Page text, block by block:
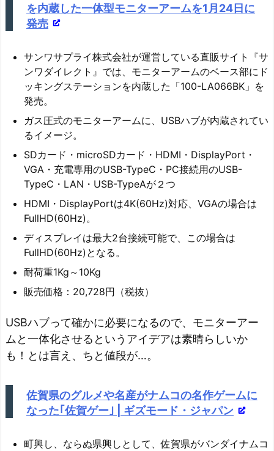
を内蔵した一体型モニターアームを1月24日に
発売
サンワサプライ株式会社が運営している直販サイト『サ
ンワダイレクト』では、モニターアームのベース部にド
ッキングステーションを内蔵した「100-LA066BK」を
発売。
ガス圧式のモニターアームに、USBハブが内蔵されてい
るイメージ。
SDカード・microSDカード・HDMI・DisplayPort・
VGA・充電専用のUSB-TypeC・PC接続用のUSB-
TypeC・LAN・USB-TypeAが２つ
HDMI・DisplayPortは4K(60Hz)対応、VGAの場合は
FullHD(60Hz)。
ディスプレイは最大2台接続可能で、この場合は
FullHD(60Hz)となる。
耐荷重1Kg～10Kg
販売価格：20,728円（税抜）
USBハブって確かに必要になるので、モニターアー
ムと一体化させるというアイデアは素晴らしいか
も！とは言え、ちと値段が…。
佐賀県のグルメや名産がナムコの名作ゲームに
なった｢佐賀ゲー｣ | ギズモード・ジャパン
町興し、ならぬ県興しとして、佐賀県がバンダイナムコ